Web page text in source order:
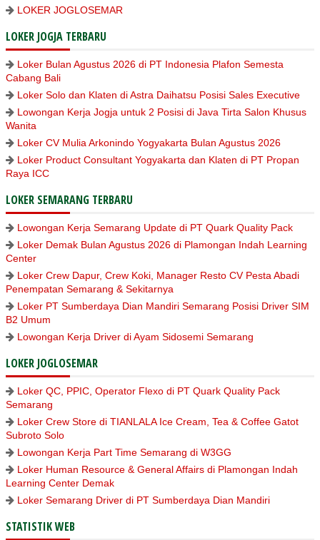
LOKER JOGLOSEMAR
LOKER JOGJA TERBARU
Loker Bulan Agustus 2026 di PT Indonesia Plafon Semesta
Cabang Bali
Loker Solo dan Klaten di Astra Daihatsu Posisi Sales Executive
Lowongan Kerja Jogja untuk 2 Posisi di Java Tirta Salon Khusus
Wanita
Loker CV Mulia Arkonindo Yogyakarta Bulan Agustus 2026
Loker Product Consultant Yogyakarta dan Klaten di PT Propan
Raya ICC
LOKER SEMARANG TERBARU
Lowongan Kerja Semarang Update di PT Quark Quality Pack
Loker Demak Bulan Agustus 2026 di Plamongan Indah Learning
Center
Loker Crew Dapur, Crew Koki, Manager Resto CV Pesta Abadi
Penempatan Semarang & Sekitarnya
Loker PT Sumberdaya Dian Mandiri Semarang Posisi Driver SIM
B2 Umum
Lowongan Kerja Driver di Ayam Sidosemi Semarang
LOKER JOGLOSEMAR
Loker QC, PPIC, Operator Flexo di PT Quark Quality Pack
Semarang
Loker Crew Store di TIANLALA Ice Cream, Tea & Coffee Gatot
Subroto Solo
Lowongan Kerja Part Time Semarang di W3GG
Loker Human Resource & General Affairs di Plamongan Indah
Learning Center Demak
Loker Semarang Driver di PT Sumberdaya Dian Mandiri
STATISTIK WEB